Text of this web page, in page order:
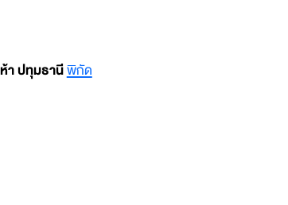
า ปทุมธานีพิกัด